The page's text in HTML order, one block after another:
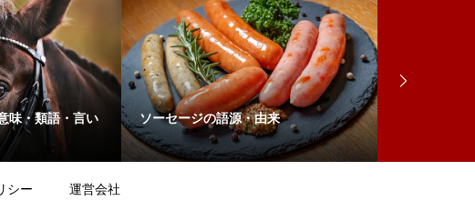
味・類語・言い
ソーセージの語源・由来
シー 運営会社